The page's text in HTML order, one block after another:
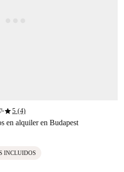
■star5 (4)
en alquiler en Budapest
INCLUIDOS